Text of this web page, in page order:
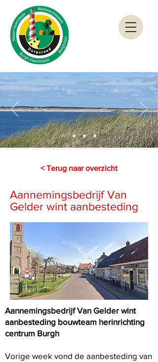
< Terug naar overzicht
Aannemingsbedrijf Van
Gelder wint aanbesteding
Aannemingsbedrijf Van Gelder wint
aanbesteding bouwteam herinrichting
centrum Burgh
Vorige week vond de aanbesteding van